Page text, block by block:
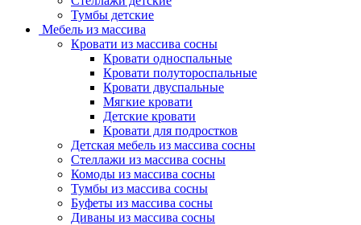
Тумбы детские
Мебель из массива
Кровати из массива сосны
Кровати односпальные
Кровати полутороспальные
Кровати двуспальные
Мягкие кровати
Детские кровати
Кровати для подростков
Детская мебель из массива сосны
Стеллажи из массива сосны
Комоды из массива сосны
Тумбы из массива сосны
Буфеты из массива сосны
Диваны из массива сосны